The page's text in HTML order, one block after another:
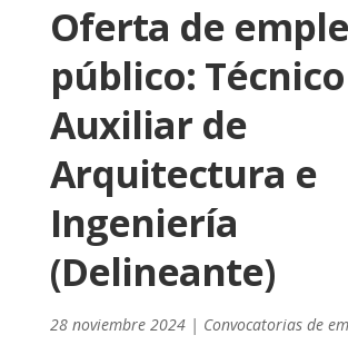
Oferta de
público: Técnico
Auxiliar de
Arquitectura e
Ingeniería
(Delineante)
28 noviembre 2024| Convocatorias de